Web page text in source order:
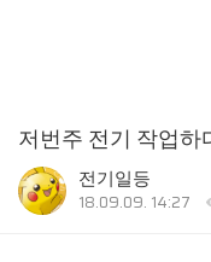
저번주 전기 작업하
전기일등
18.09.09. 14:27